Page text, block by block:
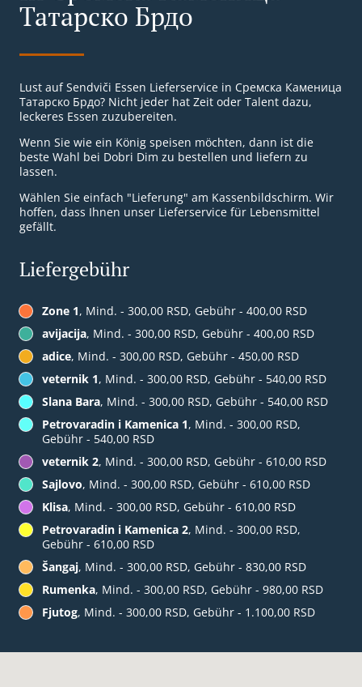
Татарско Брдо
Lust auf Sendviči Essen Lieferservice in Сремска Каменица
Татарско Брдо? Nicht jeder hat Zeit oder Talent dazu,
leckeres Essen zuzubereiten.
Wenn Sie wie ein König speisen möchten, dann ist die
beste Wahl bei Dobri Dim zu bestellen und liefern zu
lassen.
Wählen Sie einfach "Lieferung" am Kassenbildschirm. Wir
hoffen, dass Ihnen unser Lieferservice für Lebensmittel
gefällt.
Liefergebühr
Zone 1, Mind. - 300,00 RSD, Gebühr - 400,00 RSD
avijacija, Mind. - 300,00 RSD, Gebühr - 400,00 RSD
adice, Mind. - 300,00 RSD, Gebühr - 450,00 RSD
veternik 1, Mind. - 300,00 RSD, Gebühr - 540,00 RSD
Slana Bara, Mind. - 300,00 RSD, Gebühr - 540,00 RSD
Petrovaradin i Kamenica 1, Mind. - 300,00 RSD,
Gebühr - 540,00 RSD
veternik 2, Mind. - 300,00 RSD, Gebühr - 610,00 RSD
Sajlovo, Mind. - 300,00 RSD, Gebühr - 610,00 RSD
Klisa, Mind. - 300,00 RSD, Gebühr - 610,00 RSD
Petrovaradin i Kamenica 2, Mind. - 300,00 RSD,
Gebühr - 610,00 RSD
Šangaj, Mind. - 300,00 RSD, Gebühr - 830,00 RSD
Rumenka, Mind. - 300,00 RSD, Gebühr - 980,00 RSD
Fjutog, Mind. - 300,00 RSD, Gebühr - 1.100,00 RSD